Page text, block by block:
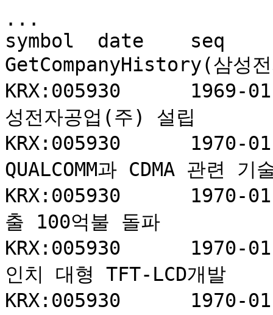
...
symbol	date	seq	entity_name
GetCompanyHistory(삼성
KRX:005930	1969-01-13	1	삼성전자	삼
성전자공업(주) 설립
KRX:005930	1970-01-01	1	삼성전자
QUALCOMM과 CDMA 관련 기
KRX:005930	1970-01-01	1	삼성전자	수
출 100억불 돌파
KRX:005930	1970-01-01	1	삼성전자	22
인치 대형 TFT-LCD개발
KRX:005930	1970-01-01	1	삼성전자